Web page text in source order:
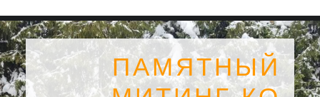
ПАМЯТНЫЙ